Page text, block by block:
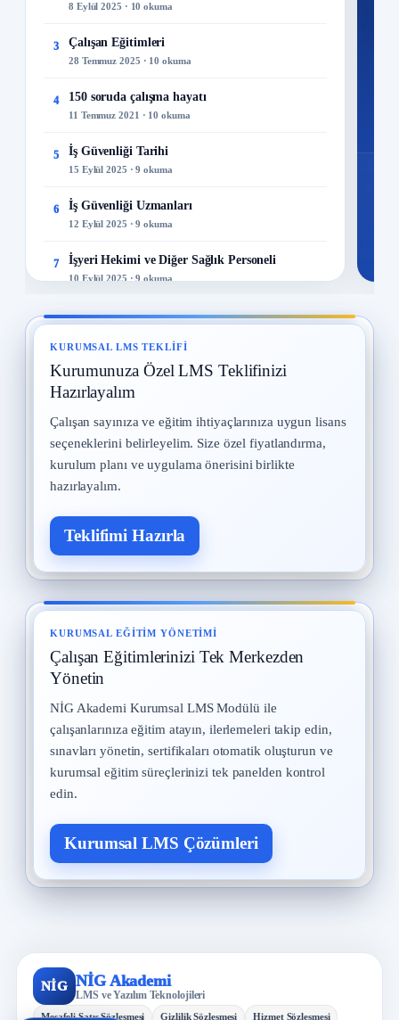
8 Eylül 2025 · 10 okuma
3 Çalışan Eğitimleri
28 Temmuz 2025 · 10 okuma
4 150 soruda çalışma hayatı
11 Temmuz 2021 · 10 okuma
5 İş Güvenliği Tarihi
15 Eylül 2025 · 9 okuma
6 İş Güvenliği Uzmanları
12 Eylül 2025 · 9 okuma
7 İşyeri Hekimi ve Diğer Sağlık Personeli
10 Eylül 2025 · 9 okuma
8 Yangın ve Gazlar
9 Meslek Hastalıkları
28 Temmuz 2025 · 9 okuma
10 Kadın Çalışanların Çalıştırılması
2 Eylül 2025 · 8 okuma
KURUMSAL LMS TEKLIFI
Kurumunuza Özel LMS Teklifinizi
Hazırlayalım
Çalışan sayınıza ve eğitim ihtiyaçlarınıza uygun lisans
seçeneklerini belirleyelim. Size özel fiyatlandırma,
kurulum planı ve uygulama önerisini birlikte
hazırlayalım.
Teklifimi Hazırla
KURUMSAL EĞITIM YÖNETIMI
Çalışan Eğitimlerinizi Tek Merkezden
Yönetin
NİG Akademi Kurumsal LMS Modülü ile
çalışanlarınıza eğitim atayın, ilerlemeleri takip edin,
sınavları yönetin, sertifikaları otomatik oluşturun ve
kurumsal eğitim süreçlerinizi tek panelden kontrol
edin.
Kurumsal LMS Çözümleri
NİG NİG Akademi
LMS ve Yazılım Teknolojileri
Mesafeli Satış Sözleşmesi Gizlilik Sözleşmesi Hizmet Sözleşmesi